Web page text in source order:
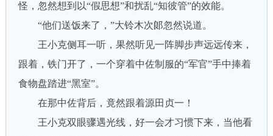
怪，忽然想到以“假思想”和扰乱“知彼管”的效能。
“他们送饭来了，”大铃木次郞忽然说道。
王小克侧耳一听，果然听见一阵脚步声远远传来，
跟着，铁门开了，一个穿着中佐制服的“军官”手中捧着
食物盘踏进“黑室”。
在那中佐背后，竟然跟着源田贞一！
王小克双眼骤遇光线，好一会才习惯下来，当他看